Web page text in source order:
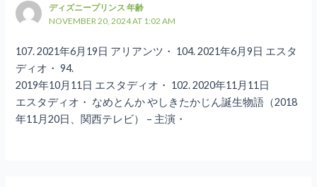
ディズニープリンス 年齢
NOVEMBER 20, 2024 AT 1:02 AM
107. 2021年6月19日 アリアンツ・ 104. 2021年6月9日 エスタ
ディオ・ 94.
2019年10月11日 エスタディオ・ 102. 2020年11月11日
エスタディオ・ なめとんか やしきたかじん誕生物語（2018
年11月20日、関西テレビ） – 主演・